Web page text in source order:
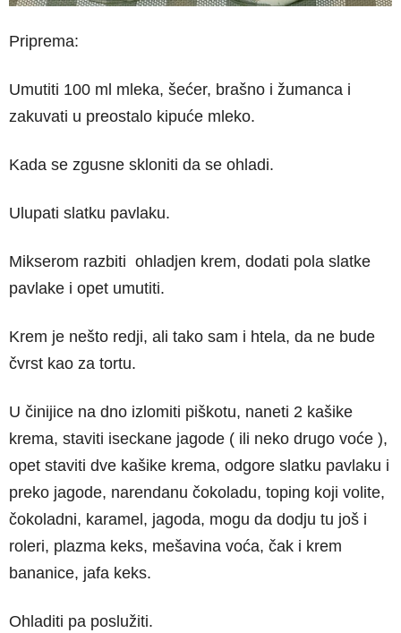
Priprema:
Umutiti 100 ml mleka, šećer, brašno i žumanca i
zakuvati u preostalo kipuće mleko.
Kada se zgusne skloniti da se ohladi.
Ulupati slatku pavlaku.
Mikserom razbiti ohladjen krem, dodati pola slatke
pavlake i opet umutiti.
Krem je nešto redji, ali tako sam i htela, da ne bude
čvrst kao za tortu.
U činijice na dno izlomiti piškotu, naneti 2 kašike
krema, staviti iseckane jagode ( ili neko drugo voće ),
opet staviti dve kašike krema, odgore slatku pavlaku i
preko jagode, narendanu čokoladu, toping koji volite,
čokoladni, karamel, jagoda, mogu da dodju tu još i
roleri, plazma keks, mešavina voća, čak i krem
bananice, jafa keks.
Ohladiti pa poslužiti.